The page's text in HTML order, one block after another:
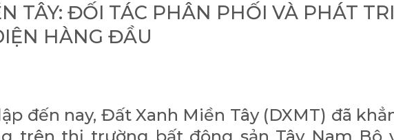
TÂY: ĐỐI TÁC PHÂN PHỐI VÀ PHÁT
HÀNG ĐẦU
đến nay, Đất Xanh Miền Tây (DXMT) đã